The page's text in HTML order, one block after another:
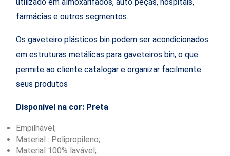
farmácias e outros segmentos.
Os gaveteiro plásticos bin podem ser acondicionados
em estruturas metálicas para gaveteiros bin, o que
permite ao cliente catalogar e organizar facilmente
seus produtos
Disponível na cor: Preta
Empilhável;
Material : Polipropileno;
Material 100% lavável;